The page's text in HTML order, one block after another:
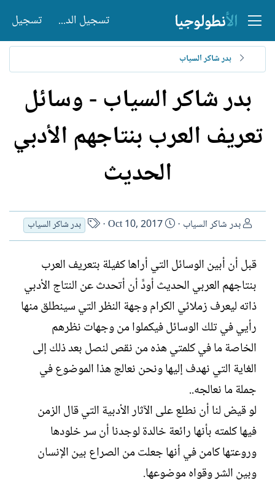
تسجيل الدخول تسجيل
بدر شاكر السياب
بدر شاكر السياب - وسائل
تعريف العرب بنتاجهم الأدبي
الحديث
ا
ل
ك
ت
ب
بدر شاكر السياب
ت
ا
ي
خ
ل
إ
ن
ش
ا
Oct 10, 2017
ا
س
ا
ل
ا
ت
بدر شاكر السياب
قبل أن أبين الوسائل التي أراها كفيلة بتعريف العرب
بنتاجهم العربي الحديث أودَّ أن أتحدث عن النتاج الأدبي
ذاته ليعرف زملائي الكرام وجهة النظر التي سينطلق منها
رأيي في تلك الوسائل فيكملوا من وجهات نظرهم
الخاصة ما في كلمتي هذه من نقص لنصل بعد ذلك إلى
الغاية التي نهدف إليها ونحن نعالج هذا الموضوع في
جملة ما نعالجه..‏
لو قيض لنا أن نطلع على الآثار الأدبية التي قال الزمن
فيها كلمته بأنها رائعة خالدة لوجدنا أن سر خلودها
وروعتها كامن في أنها جعلت من الصراع بين الإنسان
وبين الشر وقواه موضوعها.‏